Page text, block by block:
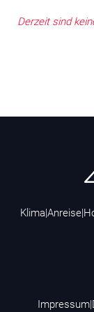
Derzeit sind
Klima Anreise|
Impressum|